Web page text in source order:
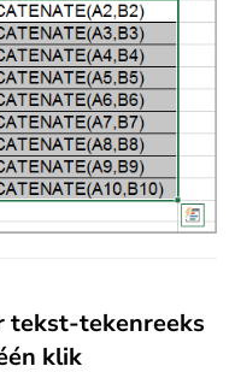
tekst-tekenreeks
klik